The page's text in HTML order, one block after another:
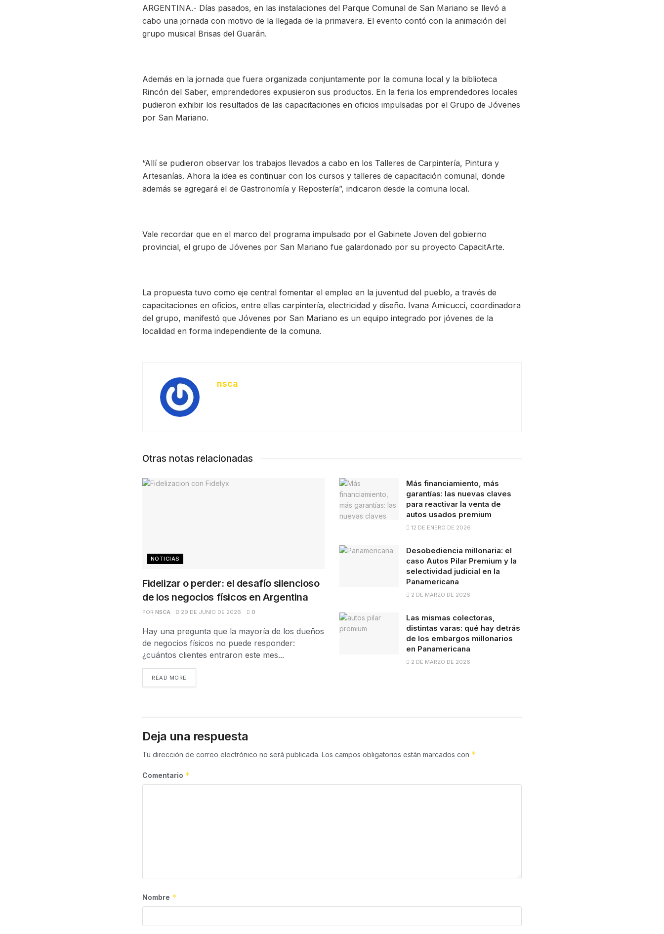
ARGENTINA.- Días pasados, en las instalaciones del Parque Comunal de San Mariano se llevó a
cabo una jornada con motivo de la llegada de la primavera. El evento contó con la animación del
grupo musical Brisas del Guarán.
Además en la jornada que fuera organizada conjuntamente por la comuna local y la biblioteca
Rincón del Saber, emprendedores expusieron sus productos. En la feria los emprendedores locales
pudieron exhibir los resultados de las capacitaciones en oficios impulsadas por el Grupo de Jóvenes
por San Mariano.
“Allí se pudieron observar los trabajos llevados a cabo en los Talleres de Carpintería, Pintura y
Artesanías. Ahora la idea es continuar con los cursos y talleres de capacitación comunal, donde
además se agregará el de Gastronomía y Repostería”, indicaron desde la comuna local.
Vale recordar que en el marco del programa impulsado por el Gabinete Joven del gobierno
provincial, el grupo de Jóvenes por San Mariano fue galardonado por su proyecto CapacitArte.
La propuesta tuvo como eje central fomentar el empleo en la juventud del pueblo, a través de
capacitaciones en oficios, entre ellas carpintería, electricidad y diseño. Ivana Amicucci, coordinadora
del grupo, manifestó que Jóvenes por San Mariano es un equipo integrado por jóvenes de la
localidad en forma independiente de la comuna.
nsca
Otras notas relacionadas
NOTICIAS
Fidelizar o perder: el desafío silencioso
de los negocios físicos en Argentina
POR NSCA 29 DE JUNIO DE 2026 0
Hay una pregunta que la mayoría de los dueños
de negocios físicos no puede responder:
¿cuántos clientes entraron este mes...
READ MORE
Más financiamiento, más
garantías: las nuevas claves
para reactivar la venta de
autos usados premium
12 DE ENERO DE 2026
Desobediencia millonaria: el
caso Autos Pilar Premium y la
selectividad judicial en la
Panamericana
2 DE MARZO DE 2026
Las mismas colectoras,
distintas varas: qué hay detrás
de los embargos millonarios
en Panamericana
2 DE MARZO DE 2026
Deja una respuesta
Tu dirección de correo electrónico no será publicada. Los campos obligatorios están marcados con *
Comentario *
Nombre *